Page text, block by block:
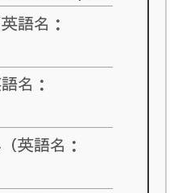
語名：
名：
英語名：